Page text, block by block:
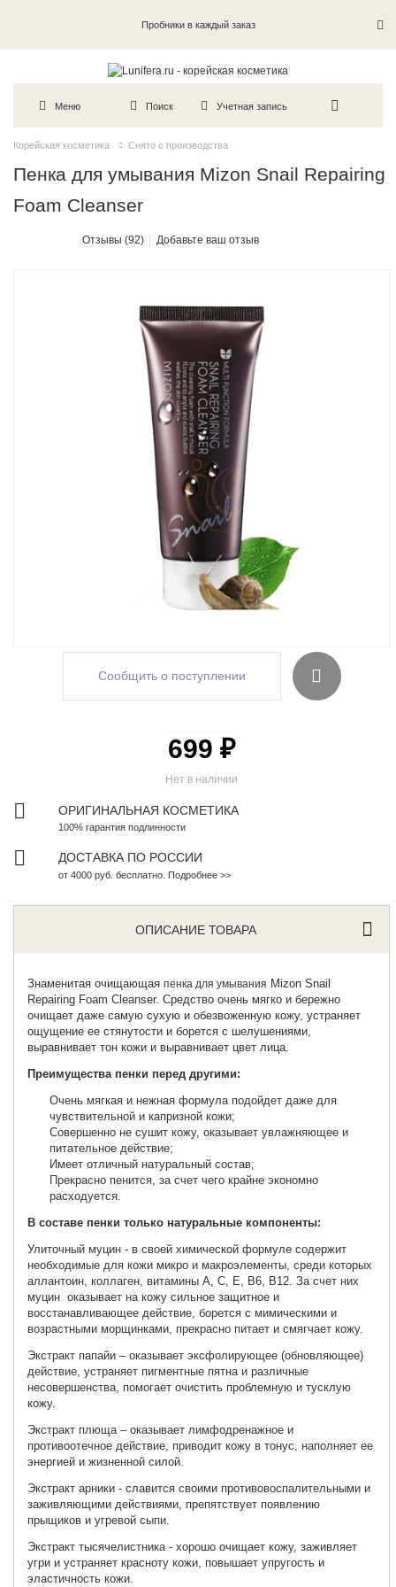
Пробники в каждый заказ
Меню Поиск Учетная запись
Корейская косметика Снято с производства
Пенка для умывания Mizon Snail Repairing
Foam Cleanser
Отзывы (92) Добавьте ваш отзыв
Сообщить о поступлении
Нет в наличии
699 ₽
ОРИГИНАЛЬНАЯ КОСМЕТИКА
100% гарантия подлинности
ДОСТАВКА ПО РОССИИ
от 4000 руб. бесплатно. Подробнее >>
ОПИСАНИЕ ТОВАРА
Знаменитая очищающаяпенка для умывания Mizon Snail
Repairing Foam Cleanser. Средство очень мягко и бережно
очищает даже самую сухую и обезвоженную кожу, устраняет
ощущение ее стянутости и борется с шелушениями,
выравнивает тон кожи и выравнивает цвет лица.
Преимущества пенки перед другими:
Очень мягкая и нежная формула подойдет даже для
чувствительной и капризной кожи;
Совершенно не сушит кожу, оказывает увлажняющее и
питательное действие;
Имеет отличный натуральный состав;
Прекрасно пенится, за счет чего крайне экономно
расходуется.
В составе пенки только натуральные компоненты:
Улиточный муцин - в своей химической формуле содержит
необходимые для кожи микро и макроэлементы, среди которых
аллантоин, коллаген, витамины А, С, Е, В6, В12. За счет них
муцин оказывает на кожу сильное защитное и
восстанавливающее действие, борется с мимическими и
возрастными морщинками, прекрасно питает и смягчает кожу.
Экстракт папайи – оказывает эксфолирующее (обновляющее)
действие, устраняет пигментные пятна и различные
несовершенства, помогает очистить проблемную и тусклую
кожу.
Экстракт плюща – оказывает лимфодренажное и
противоотечное действие, приводит кожу в тонус, наполняет ее
энергией и жизненной силой.
Экстракт арники - славится своими противовоспалительными и
заживляющими действиями, препятствует появлению
прыщиков и угревой сыпи.
Экстракт тысячелистника - хорошо очищает кожу, заживляет
угри и устраняет красноту кожи, повышает упругость и
эластичность кожи.